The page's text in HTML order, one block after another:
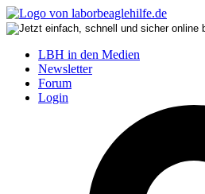
LBH in den Medien
Newsletter
Forum
Login